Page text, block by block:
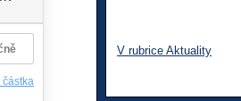
V rubrice Aktuality